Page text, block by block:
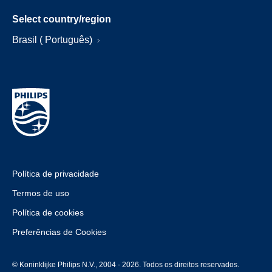
Select country/region
Brasil ( Português)
Política de privacidade
Termos de uso
Política de cookies
Preferências de Cookies
© Koninklijke Philips N.V., 2004 - 2026. Todos os direitos reservados.